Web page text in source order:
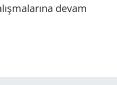
devam